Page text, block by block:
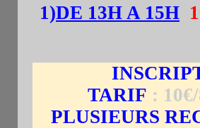
1)DE 13H A 15H
TARIF :
PLUSIEURS